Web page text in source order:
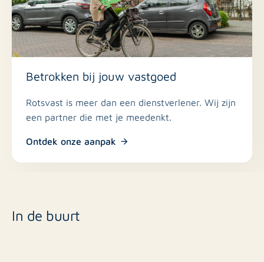
Betrokken bij jouw vastgoed
Rotsvast is meer dan een dienstverlener. Wij zijn
een partner die met je meedenkt.
Ontdek onze aanpak
In de buurt